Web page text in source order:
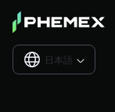
日本語 